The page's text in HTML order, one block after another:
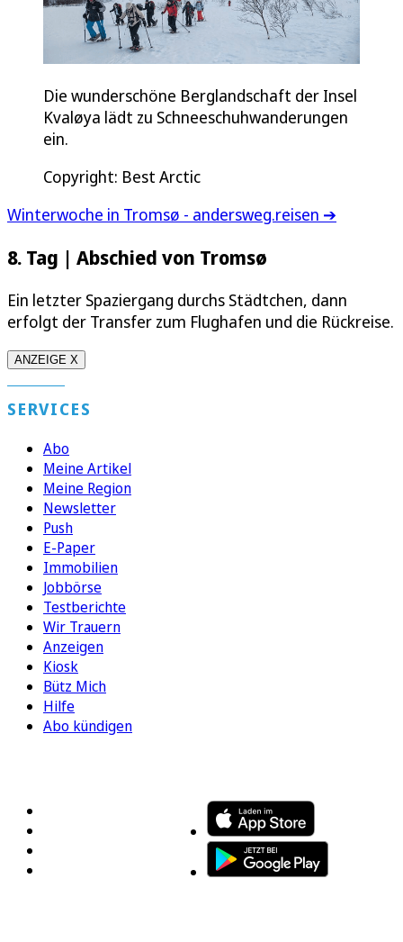
Die wunderschöne Berglandschaft der Insel
Kvaløya lädt zu Schneeschuhwanderungen
ein.
Copyright: Best Arctic
Winterwoche in Tromsø - andersweg.reisen ➔
8. Tag | Abschied von Tromsø
Ein letzter Spaziergang durchs Städtchen, dann
erfolgt der Transfer zum Flughafen und die Rückreise.
ANZEIGE X
SERVICES
Abo
Meine Artikel
Meine Region
Newsletter
Push
E-Paper
Immobilien
Jobbörse
Testberichte
Wir Trauern
Anzeigen
Kiosk
Bütz Mich
Hilfe
Abo kündigen